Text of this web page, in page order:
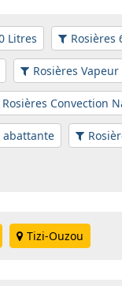
Litres Rosières
Rosières Vapeur
Rosières Convection
abattante
Tizi-Ouzou